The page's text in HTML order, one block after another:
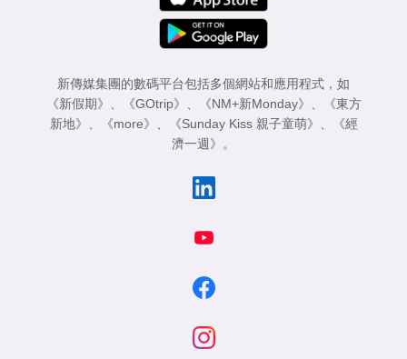
新傳媒集團的數碼平台包括多個網站和應用程式，如
《新假期》
《GOtrip》 《NM+新Monday》
《東方
新地》
《more》 《Sunday Kiss 親子童萌》
《經
濟一週》
。